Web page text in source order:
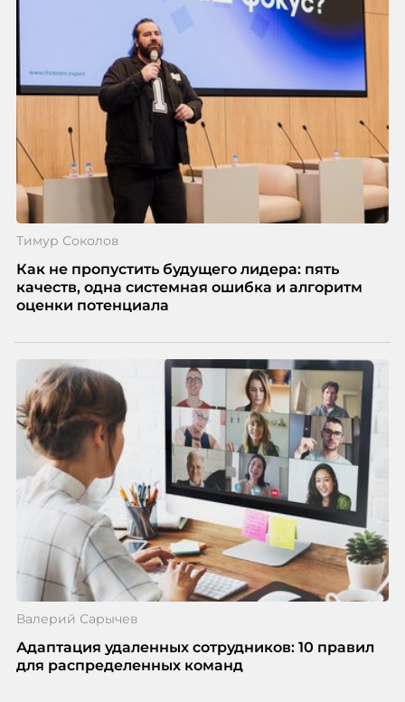
Тимур Соколов
Как не пропустить будущего лидера: пять
качеств, одна системная ошибка и алгоритм
оценки потенциала
Валерий Сарычев
Адаптация удаленных сотрудников: 10 правил
для распределенных команд